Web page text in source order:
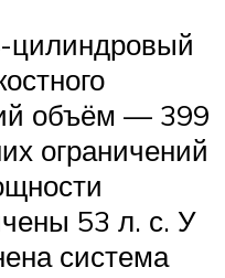
цилиндровый
объём — 399
ограничений
53 л. с. У
система